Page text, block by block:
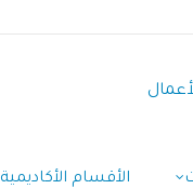
الأقسام الأكاديمية